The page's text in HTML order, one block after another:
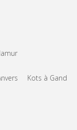
Kots à Gand